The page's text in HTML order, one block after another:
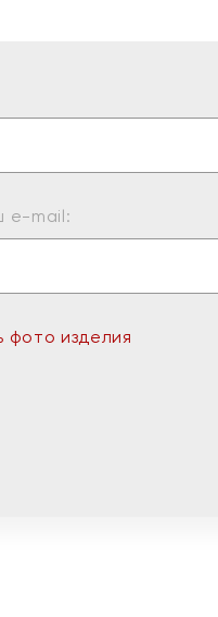
e-mail:
фото изделия